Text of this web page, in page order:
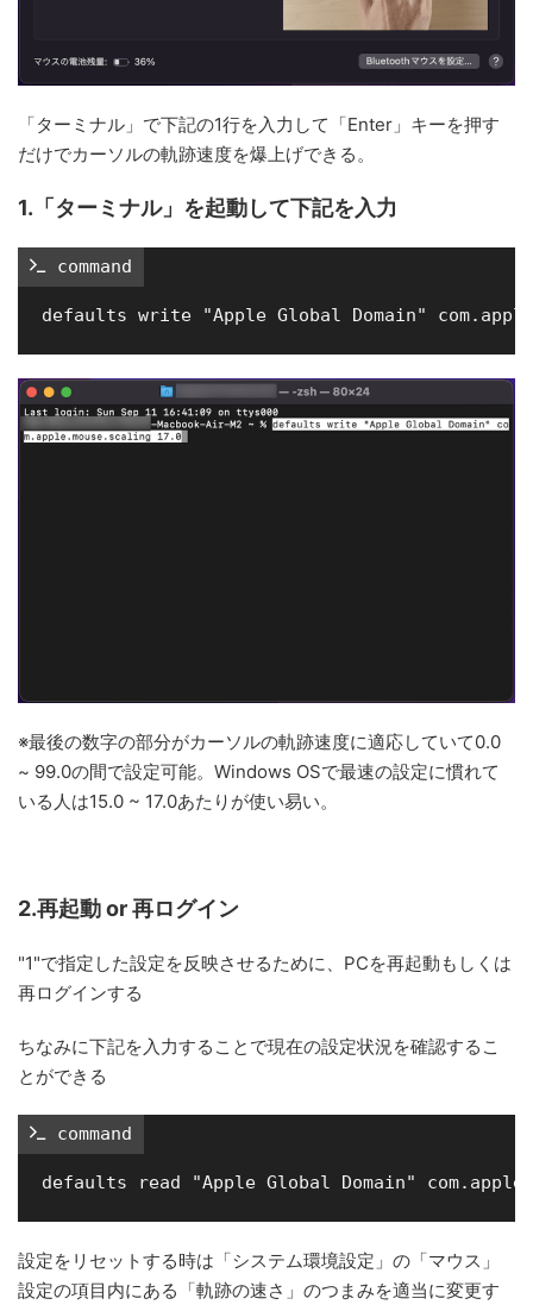
「ターミナル」で下記の1行を入力して「Enter」キーを押す
だけでカーソルの軌跡速度を爆上げできる。
1.「ターミナル」を起動して下記を入力
command
※最後の数字の部分がカーソルの軌跡速度に適応していて0.0
~ 99.0の間で設定可能。Windows OSで最速の設定に慣れて
いる人は15.0 ~ 17.0あたりが使い易い。
2.再起動 or 再ログイン
"1"で指定した設定を反映させるために、PCを再起動もしくは
再ログインする
ちなみに下記を入力することで現在の設定状況を確認するこ
とができる
command
設定をリセットする時は「システム環境設定」の「マウス」
設定の項目内にある「軌跡の速さ」のつまみを適当に変更す